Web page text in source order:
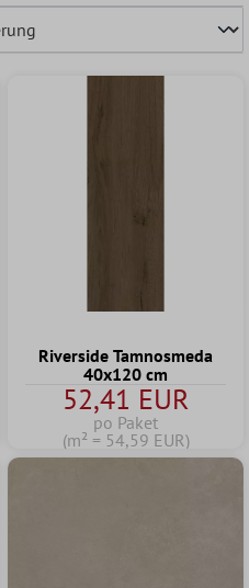
Riverside Tamnosmeda
40x120 cm
52,41 EUR
po Paket
(m² = 54,59 EUR)